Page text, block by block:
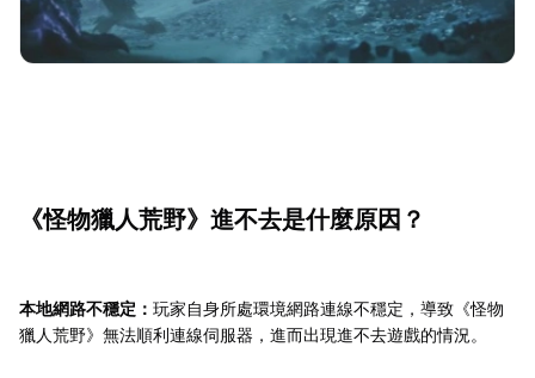
《怪物獵人荒野》進不去是什麼原因？
本地網路不穩定： 玩家自身所處環境網路連線不穩定，導致《怪物
獵人荒野》無法順利連線伺服器，進而出現進不去遊戲的情況。